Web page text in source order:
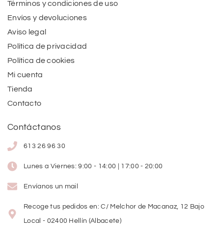
Términos y condiciones de uso
Envíos y devoluciones
Aviso legal
Política de privacidad
Política de cookies
Mi cuenta
Tienda
Contacto
Contáctanos
613 26 96 30
Lunes a Viernes: 9:00 - 14:00 | 17:00 - 20:00
Envíanos un mail
Recoge tus pedidos en: C/ Melchor de Macanaz, 12 Bajo
Local - 02400 Hellín (Albacete)